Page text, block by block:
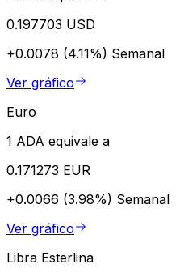
0.197703 USD
+0.0078 (4.11%) Semanal
Ver gráfico
Euro
1 ADA equivale a
0.171273 EUR
+0.0066 (3.98%) Semanal
Ver gráfico
Libra Esterlina